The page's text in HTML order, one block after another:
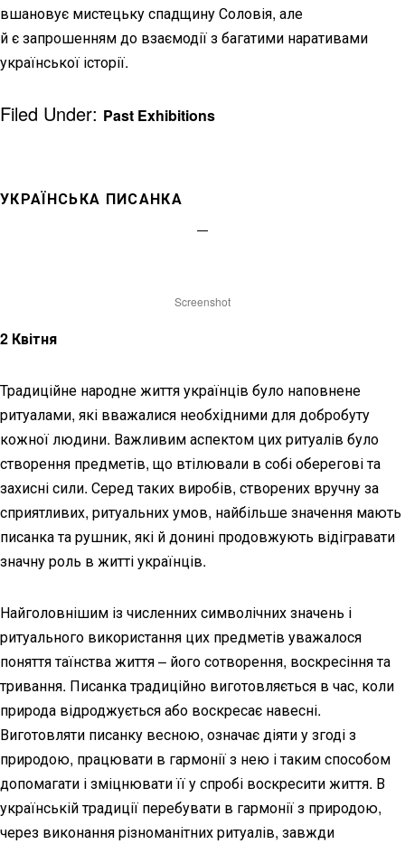
вшановує мистецьку спадщину Соловія, але
й є запрошенням до взаємодії з багатими наративами
української історії.
Filed Under: Past Exhibitions
УКРАЇНСЬКА ПИСАНКА
Screenshot
2 Квітня
Традиційне народне життя українців було наповнене
ритуалами, які вважалися необхідними для добробуту
кожної людини. Важливим аспектом цих ритуалів було
створення предметів, що втілювали в собі оберегові та
захисні сили. Серед таких виробів, створених вручну за
сприятливих, ритуальних умов, найбільше значення мають
писанка та рушник, які й донині продовжують відігравати
значну роль в житті українців.
Найголовнішим із численних символічних значень і
ритуального використання цих предметів уважалося
поняття таїнства життя – його сотворення, воскресіння та
тривання. Писанка традиційно виготовляється в час, коли
природа відроджується або воскресає навесні.
Виготовляти писанку весною, означає діяти у згоді з
природою, працювати в гармонії з нею і таким способом
допомагати і зміцнювати її у спробі воскресити життя. В
українській традиції перебувати в гармонії з природою,
через виконання різноманітних ритуалів, завжди